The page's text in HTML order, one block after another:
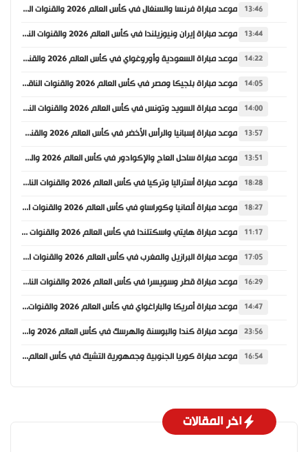
13:46 موعد مباراة فرنسا والسنغال في كأس العالم 2026 والقنوات الناقلة
13:44 موعد مباراة إيران ونيوزيلندا في كأس العالم 2026 والقنوات الناقلة
14:22 موعد مباراة السعودية وأوروغواي في كأس العالم 2026 والقنوات الناقلة
14:05 موعد مباراة بلجيكا ومصر في كأس العالم 2026 والقنوات الناقلة
14:00 موعد مباراة السويد وتونس في كأس العالم 2026 والقنوات الناقلة
13:57 موعد مباراة إسبانيا والرأس الأخضر في كأس العالم 2026 والقنوات الناقلة
13:51 موعد مباراة ساحل العاج والإكوادور في كأس العالم 2026 والقنوات الناقلة
18:28 موعد مباراة أستراليا وتركيا في كأس العالم 2026 والقنوات الناقلة
18:27 موعد مباراة ألمانيا وكوراساو في كأس العالم 2026 والقنوات الناقلة
11:17 موعد مباراة هايتي واسكتلندا في كأس العالم 2026 والقنوات الناقلة
17:05 موعد مباراة البرازيل والمغرب في كأس العالم 2026 والقنوات الناقلة
16:29 موعد مباراة قطر وسويسرا في كأس العالم 2026 والقنوات الناقلة
14:47 موعد مباراة أمريكا والباراغواي في كأس العالم 2026 والقنوات الناقلة
23:56 موعد مباراة كندا والبوسنة والهرسك في كأس العالم 2026 والقنوات الناقلة
16:54 موعد مباراة كوريا الجنوبية وجمهورية التشيك في كأس العالم 2026 والقنوات الناقلة
اخر المقالات